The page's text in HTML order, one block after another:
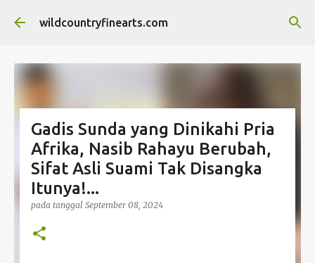
Langsung ke konten utama
wildcountryfinearts.com
Gadis Sunda yang Dinikahi Pria
Afrika, Nasib Rahayu Berubah,
Sifat Asli Suami Tak Disangka
Itunya!...
pada tanggal September 08, 2024